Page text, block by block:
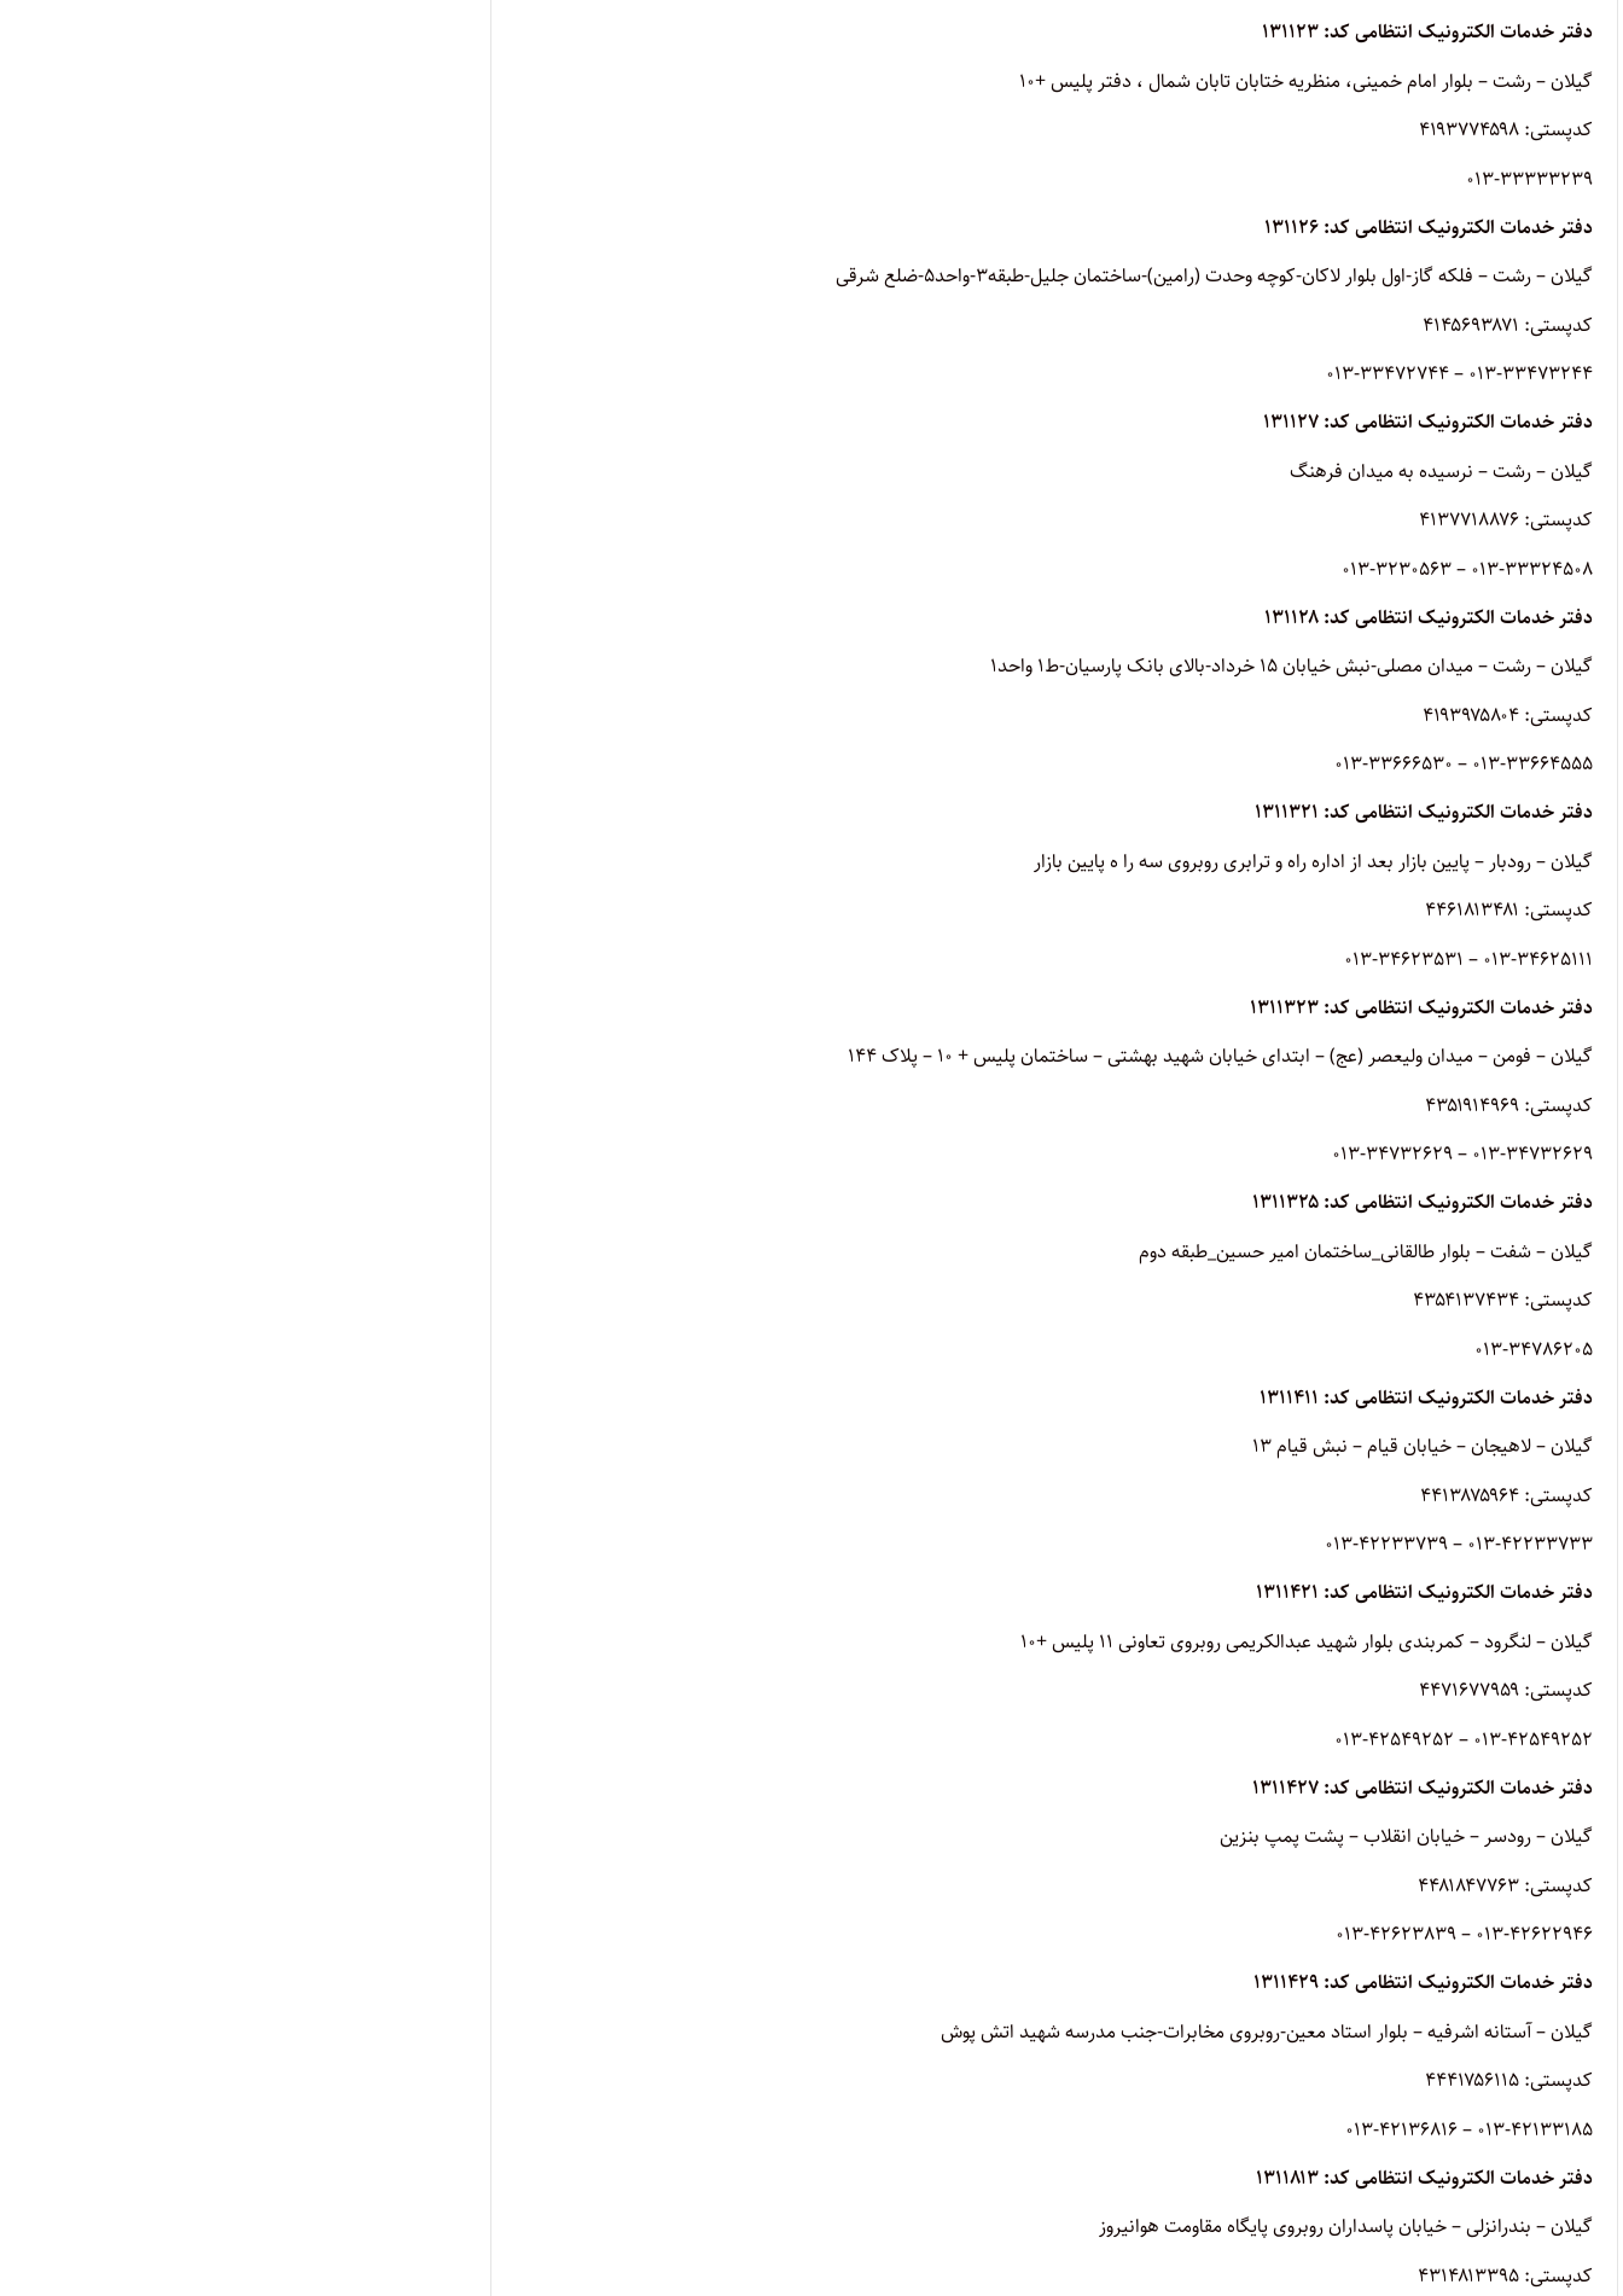
دفتر خدمات الکترونیک انتظامی کد: ۱۳۱۱۲۳
گیلان – رشت – بلوار امام خمینی، منظریه ختابان تابان شمال ، دفتر پلیس +۱۰
کدپستی: ۴۱۹۳۷۷۴۵۹۸
013-33333239
دفتر خدمات الکترونیک انتظامی کد: ۱۳۱۱۲۶
گیلان – رشت – فلکه گاز-اول بلوار لاکان-کوچه وحدت (رامین)-ساختمان جلیل-طبقه3-واحد5-ضلع شرقی
کدپستی: ۴۱۴۵۶۹۳۸۷۱
013-33473244 – 013-33472744
دفتر خدمات الکترونیک انتظامی کد: ۱۳۱۱۲۷
گیلان – رشت – نرسیده به میدان فرهنگ
کدپستی: ۴۱۳۷۷۱۸۸۷۶
013-33324508 – 013-3230563
دفتر خدمات الکترونیک انتظامی کد: ۱۳۱۱۲۸
گیلان – رشت – میدان مصلی-نبش خیابان ۱۵ خرداد-بالای بانک پارسیان-ط1 واحد1
کدپستی: ۴۱۹۳۹۷۵۸۰۴
013-33664555 – 013-33666530
دفتر خدمات الکترونیک انتظامی کد: ۱۳۱۱۳۲۱
گیلان – رودبار – پایین بازار بعد از اداره راه و ترابری روبروی سه را ه پایین بازار
کدپستی: ۴۴۶۱۸۱۳۴۸۱
013-34625111 – 013-34623531
دفتر خدمات الکترونیک انتظامی کد: ۱۳۱۱۳۲۳
گیلان – فومن – میدان ولیعصر (عج) – ابتدای خیابان شهید بهشتی – ساختمان پلیس + ۱۰ – پلاک ۱۴۴
کدپستی: ۴۳۵۱۹۱۴۹۶۹
013-34732629 – 013-34732629
دفتر خدمات الکترونیک انتظامی کد: ۱۳۱۱۳۲۵
گیلان – شفت – بلوار طالقانی_ساختمان امیر حسین_طبقه دوم
کدپستی: ۴۳۵۴۱۳۷۴۳۴
013-34786205
دفتر خدمات الکترونیک انتظامی کد: ۱۳۱۱۴۱۱
گیلان – لاهیجان – خیابان قیام – نبش قیام ۱۳
کدپستی: ۴۴۱۳۸۷۵۹۶۴
013-42233733 – 013-42233739
دفتر خدمات الکترونیک انتظامی کد: ۱۳۱۱۴۲۱
گیلان – لنگرود – کمربندی بلوار شهید عبدالکریمی روبروی تعاونی ۱۱ پلیس +۱۰
کدپستی: ۴۴۷۱۶۷۷۹۵۹
013-42549252 – 013-42549252
دفتر خدمات الکترونیک انتظامی کد: ۱۳۱۱۴۲۷
گیلان – رودسر – خیابان انقلاب – پشت پمپ بنزین
کدپستی: ۴۴۸۱۸۴۷۷۶۳
013-42622946 – 013-42623839
دفتر خدمات الکترونیک انتظامی کد: ۱۳۱۱۴۲۹
گیلان – آستانه اشرفیه – بلوار استاد معین-روبروی مخابرات-جنب مدرسه شهید اتش پوش
کدپستی: ۴۴۴۱۷۵۶۱۱۵
013-42133185 – 013-42136816
دفتر خدمات الکترونیک انتظامی کد: ۱۳۱۱۸۱۳
گیلان – بندرانزلی – خیابان پاسداران روبروی پایگاه مقاومت هوانیروز
کدپستی: ۴۳۱۴۸۱۳۳۹۵